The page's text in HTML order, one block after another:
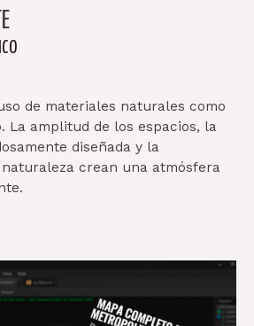
de materiales naturales como
La amplitud de los espacios, la
diseñada y la
crean una atmósfera